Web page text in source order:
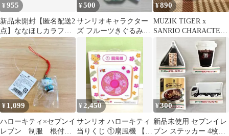
¥955
新品未開封【匿名配送2
点】ななほしカラフル
マルチチャーム サンリ
オ カプセルトイ
¥500
サンリオキャラクター
ズ フルーツきぐるみマ
ムプリン
¥890
MUZIK TIGER x
SANRIO CHARACTERS
マスコット
¥ 1,099
ハローキティ×セブンイ
レブン 制服 根付
¥ 2,450
サンリオ ハローキティ
当りくじ ①扇風機 【送
¥300
新品未使用 セブンイレ
ブン ステッカー 4枚セ